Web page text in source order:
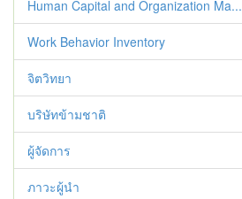
Human Capital and Organization Ma...
Work Behavior Inventory
จิตวิทยา
บริษัทข้ามชาติ
ผู้จัดการ
ภาวะผู้นำ